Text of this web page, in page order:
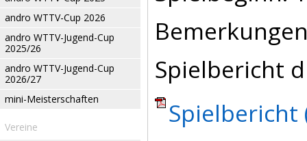
andro WTTV-Cup 2026
andro WTTV-Jugend-Cup
2025/26
andro WTTV-Jugend-Cup
2026/27
mini-Meisterschaften
Vereine
Spielbericht
Spielbericht